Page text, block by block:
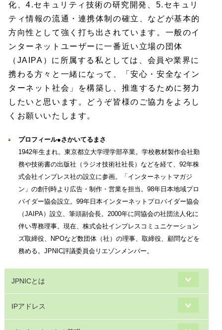
化、4.セキュリティ技術の研究開発、5.セキュリ
ティ情報の流通・連携体制の確立、などが基本的
方向性として強く打ち出されています。一般のイ
ンターネットユーザーに一番近い立場の団体
（JAIPA）に所属する私としては、会員や業界に
携わる方々と一緒になって、「安心・安全なイン
ターネット社会」を構築し、推進するために努力
したいと思います。どうぞ皆様のご協力をよろし
くお願いいたします。
プロフィール●さかいてるまさ
1942年生まれ。東京都立大学理学部卒業。学校教材製作会社勤
務や技術書の出版社（ラジオ技術社社長）などを経て、92年株
式会社インプレス社の設立に参画。「インターネットマガジ
ン」の創刊時より広告・制作・営業を担当。98年日本地域プロ
バイダー協会設立。99年日本インターネットプロバイダー協会
（JAIPA）設立、筆頭副会長。2000年に同協会の社団法人化に
伴い専務理事。現在、株式会社インプレスコミュニケーション
ズ取締役、NPOなど数団体（社）の理事、取締役、顧問などを
務める。JPNIC評議委員会リエゾンメンバー。
JPNICとは
IPアドレス